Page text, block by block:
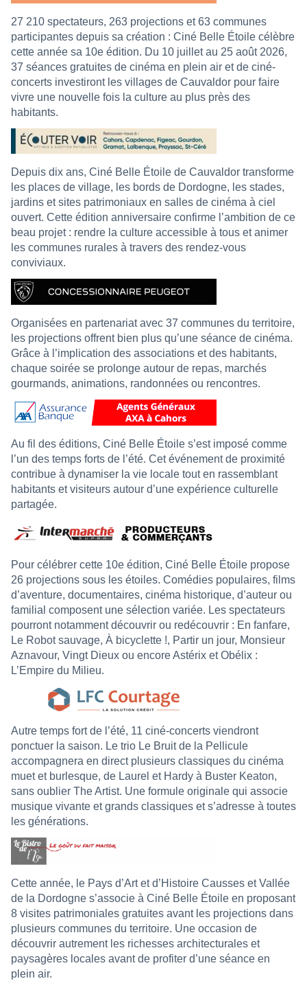
27 210 spectateurs, 263 projections et 63 communes
participantes depuis sa création : Ciné Belle Étoile célèbre
cette année sa 10e édition. Du 10 juillet au 25 août 2026,
37 séances gratuites de cinéma en plein air et de ciné-
concerts investiront les villages de Cauvaldor pour faire
vivre une nouvelle fois la culture au plus près des
habitants.
Depuis dix ans, Ciné Belle Étoile de Cauvaldor transforme
les places de village, les bords de Dordogne, les stades,
jardins et sites patrimoniaux en salles de cinéma à ciel
ouvert. Cette édition anniversaire confirme l’ambition de ce
beau projet : rendre la culture accessible à tous et animer
les communes rurales à travers des rendez-vous
conviviaux.
Organisées en partenariat avec 37 communes du territoire,
les projections offrent bien plus qu’une séance de cinéma.
Grâce à l’implication des associations et des habitants,
chaque soirée se prolonge autour de repas, marchés
gourmands, animations, randonnées ou rencontres.
Au fil des éditions, Ciné Belle Étoile s’est imposé comme
l’un des temps forts de l’été. Cet événement de proximité
contribue à dynamiser la vie locale tout en rassemblant
habitants et visiteurs autour d’une expérience culturelle
partagée.
Pour célébrer cette 10e édition, Ciné Belle Étoile propose
26 projections sous les étoiles. Comédies populaires, films
d’aventure, documentaires, cinéma historique, d’auteur ou
familial composent une sélection variée. Les spectateurs
pourront notamment découvrir ou redécouvrir : En fanfare,
Le Robot sauvage, À bicyclette !, Partir un jour, Monsieur
Aznavour, Vingt Dieux ou encore Astérix et Obélix :
L’Empire du Milieu.
Autre temps fort de l’été, 11 ciné-concerts viendront
ponctuer la saison. Le trio Le Bruit de la Pellicule
accompagnera en direct plusieurs classiques du cinéma
muet et burlesque, de Laurel et Hardy à Buster Keaton,
sans oublier The Artist. Une formule originale qui associe
musique vivante et grands classiques et s’adresse à toutes
les générations.
Cette année, le Pays d’Art et d’Histoire Causses et Vallée
de la Dordogne s’associe à Ciné Belle Étoile en proposant
8 visites patrimoniales gratuites avant les projections dans
plusieurs communes du territoire. Une occasion de
découvrir autrement les richesses architecturales et
paysagères locales avant de profiter d’une séance en
plein air.